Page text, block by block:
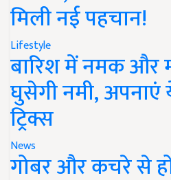
मिली नई पहचान!
Lifestyle
बारिश में नमक और
घुसेगी नमी,
ट्रिक्स
News
गोबर और कचरे से